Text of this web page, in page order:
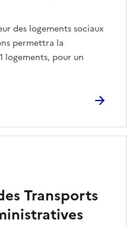
des logements sociaux
permettra la
logements, pour un
Transports